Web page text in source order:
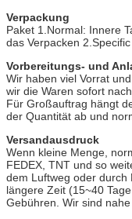
Verpackung
Paket 1.Normal: Innere
das Verpacken
Vorbereitungs- und
Wir haben viel Vorrat
wir die Waren sofort
Für Großauftrag hängt
der Quantität ab und
Versandausdruck
Wenn kleine Menge,
FEDEX, TNT und so
dem Luftweg oder durch
längere Zeit (15~40
Gebühren. Wir sind